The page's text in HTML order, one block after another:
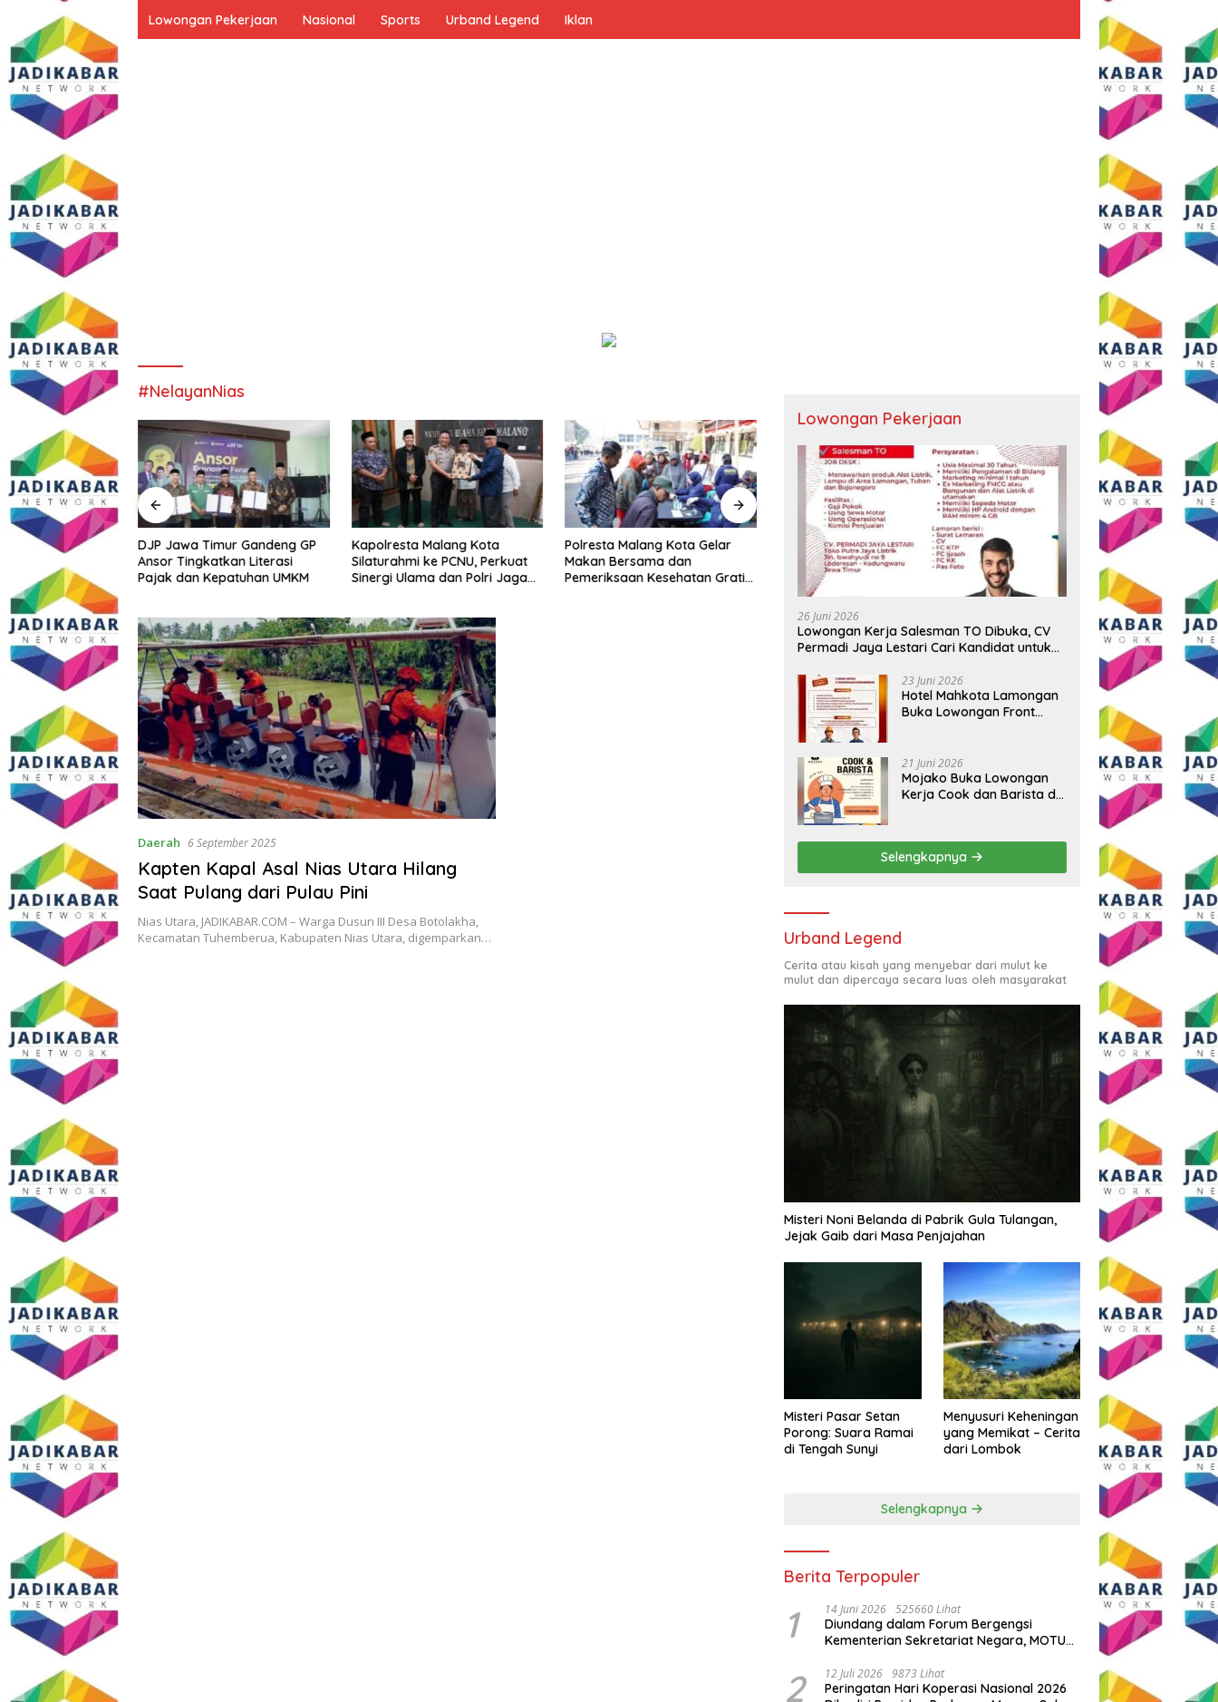
Lowongan Pekerjaan Nasional Sports Urband Legend Iklan
#NelayanNias
Bakal
Gratis? Ini Hasil
DJP Jawa Timur Gandeng GP
Ansor Tingkatkan Literasi
Pajak dan Kepatuhan UMKM
Kapolresta Malang Kota
Silaturahmi ke PCNU, Perkuat
Sinergi Ulama dan Polri Jaga
Polresta Malang Kota Gelar
Makan Bersama dan
Pemeriksaan Kesehatan Gratis,
Pengungkapan 17 Kasus, Polres
Malang Ringkus Tiga Pelaku
Pencurian Baterai Tower
Telekomunikasi
Semangat HUT ke-81 RI, AKP
Adik Agus Putrawan:
Kemerdekaan Harus Dijaga
dengan Integritas dan Perang
Daerah 6 September 2025
Kapten Kapal Asal Nias Utara Hilang
Saat Pulang dari Pulau Pini
Nias Utara, JADIKABAR.COM – Warga Dusun III Desa Botolakha,
Kecamatan Tuhemberua, Kabupaten Nias Utara, digemparkan…
Lowongan Pekerjaan
26 Juni 2026
Lowongan Kerja Salesman TO Dibuka, CV
Permadi Jaya Lestari Cari Kandidat untuk
23 Juni 2026
Hotel Mahkota Lamongan
Buka Lowongan Front
Syaratnya
21 Juni 2026
Mojako Buka Lowongan
Kerja Cook dan Barista di
Selengkapnya
Urband Legend
Cerita atau kisah yang menyebar dari mulut ke
mulut dan dipercaya secara luas oleh masyarakat
Misteri Noni Belanda di Pabrik Gula Tulangan,
Jejak Gaib dari Masa Penjajahan
Misteri Pasar Setan
Porong: Suara Ramai
di Tengah Sunyi
Menyusuri Keheningan
yang Memikat – Cerita
dari Lombok
Selengkapnya
Berita Terpopuler
1 14 Juni 2026 525660 Lihat
Diundang dalam Forum Bergengsi
Kementerian Sekretariat Negara, MOTU
Indonesia
2 12 Juli 2026 9873 Lihat
Peringatan Hari Koperasi Nasional 2026